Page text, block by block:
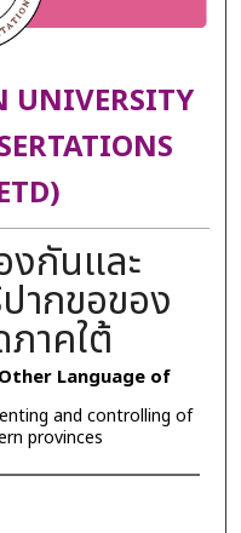
UNIVERSITY
กันและ
ากขอของ
าคใต้
Language of
and controlling of
provinces